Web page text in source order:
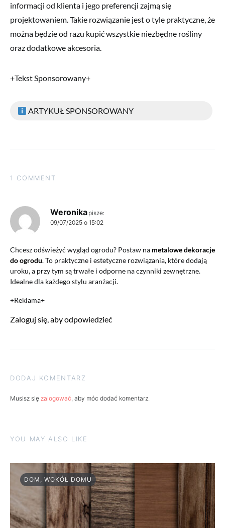
informacji od klienta i jego preferencji zajmą się
projektowaniem. Takie rozwiązanie jest o tyle praktyczne, że
można będzie od razu kupić wszystkie niezbędne rośliny
oraz dodatkowe akcesoria.
+Tekst Sponsorowany+
ARTYKUŁ SPONSOROWANY
1 COMMENT
Weronika pisze:
09/07/2025 o 15:02
Chcesz odświeżyć wygląd ogrodu? Postaw na metalowe dekoracje
do ogrodu. To praktyczne i estetyczne rozwiązania, które dodają
uroku, a przy tym są trwałe i odporne na czynniki zewnętrzne.
Idealne dla każdego stylu aranżacji.
+Reklama+
Zaloguj się, aby odpowiedzieć
DODAJ KOMENTARZ
Musisz się zalogować, aby móc dodać komentarz.
YOU MAY ALSO LIKE
DOM, WOKÓŁ DOMU